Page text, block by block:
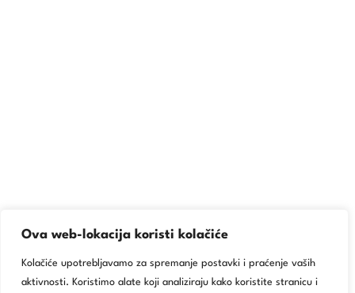
Ova web-lokacija koristi kolačiće
Kolačiće upotrebljavamo za spremanje postavki i praćenje vaših
aktivnosti. Koristimo alate koji analiziraju kako koristite stranicu i